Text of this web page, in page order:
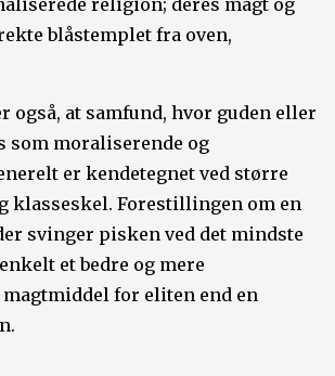
blåstemplet fra oven,
også, at samfund, hvor guden eller
som moraliserende og
er kendetegnet ved større
klasseskel. Forestillingen om en
svinger pisken ved det mindste
et bedre og mere
for eliten end en